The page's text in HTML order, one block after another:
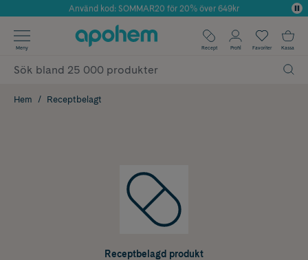
Årets Butik 2025 inom Skönhet
Använd kod: SOMMAR20 för 20% över 649kr
✓ Fri frakt
✓ Poäng på alla köp*
Meny Recept Profil Favoriter Kassa
Hem Receptbelagt
Receptbelagd produkt